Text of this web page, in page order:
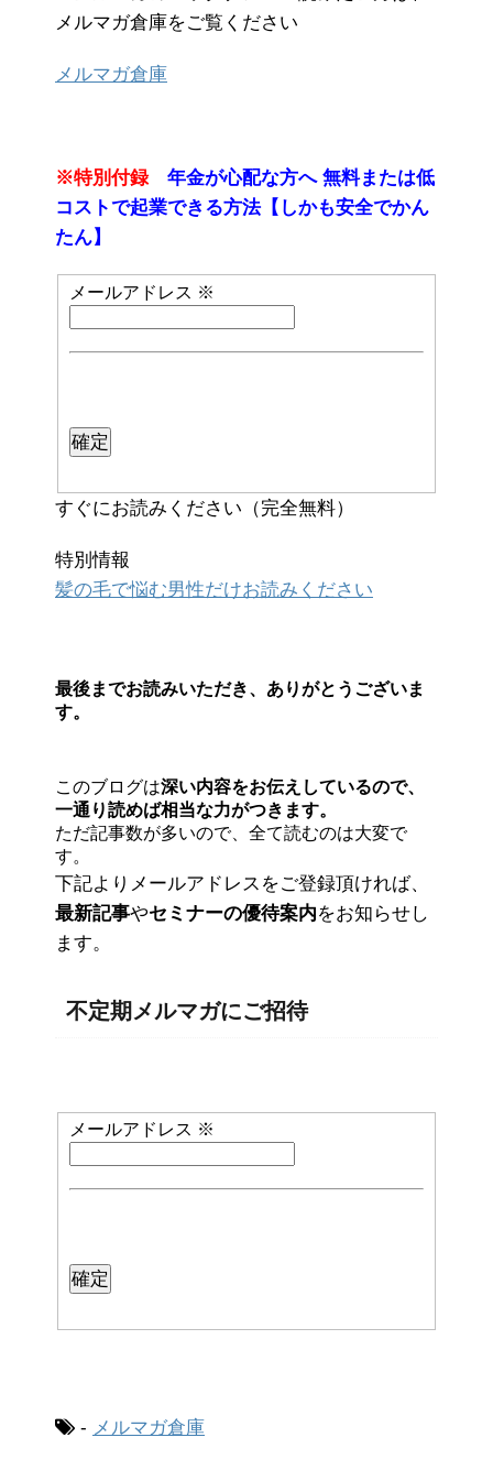
メルマガ倉庫をご覧ください
メルマガ倉庫
※特別付録
年金が心配な方へ 無料または低
コストで起業できる方法【しかも安全でかん
たん】
メールアドレス ※
すぐにお読みください（完全無料）
特別情報
髪の毛で悩む男性だけお読みください
最後までお読みいただき、ありがとうございま
す。
このブログは深い内容をお伝えしているので、
一通り読めば相当な力がつきます。
ただ記事数が多いので、全て読むのは大変で
す。
下記よりメールアドレスをご登録頂ければ、
最新記事やセミナーの優待案内をお知らせし
ます。
不定期メルマガにご招待
メールアドレス ※
- メルマガ倉庫